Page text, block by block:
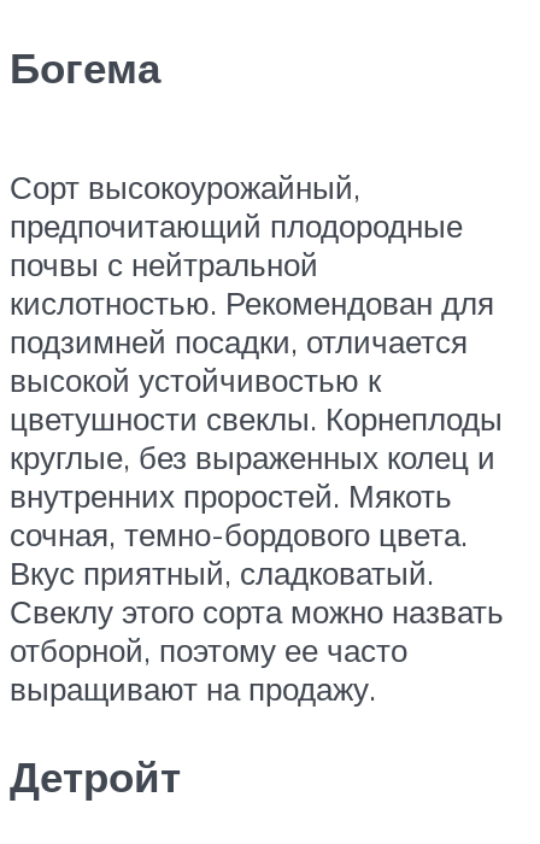
Богема
Сорт высокоурожайный,
предпочитающий плодородные
почвы с нейтральной
кислотностью. Рекомендован для
подзимней посадки, отличается
высокой устойчивостью к
цветушности свеклы. Корнеплоды
круглые, без выраженных колец и
внутренних проростей. Мякоть
сочная, темно-бордового цвета.
Вкус приятный, сладковатый.
Свеклу этого сорта можно назвать
отборной, поэтому ее часто
выращивают на продажу.
Детройт